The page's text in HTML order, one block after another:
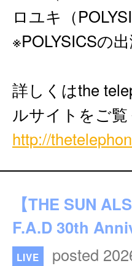
ロユキ（
※POLYSICSの
詳しくはthe
ルサイトをご
http://
【THE SUN
F.A.D 30th
LIVE posted